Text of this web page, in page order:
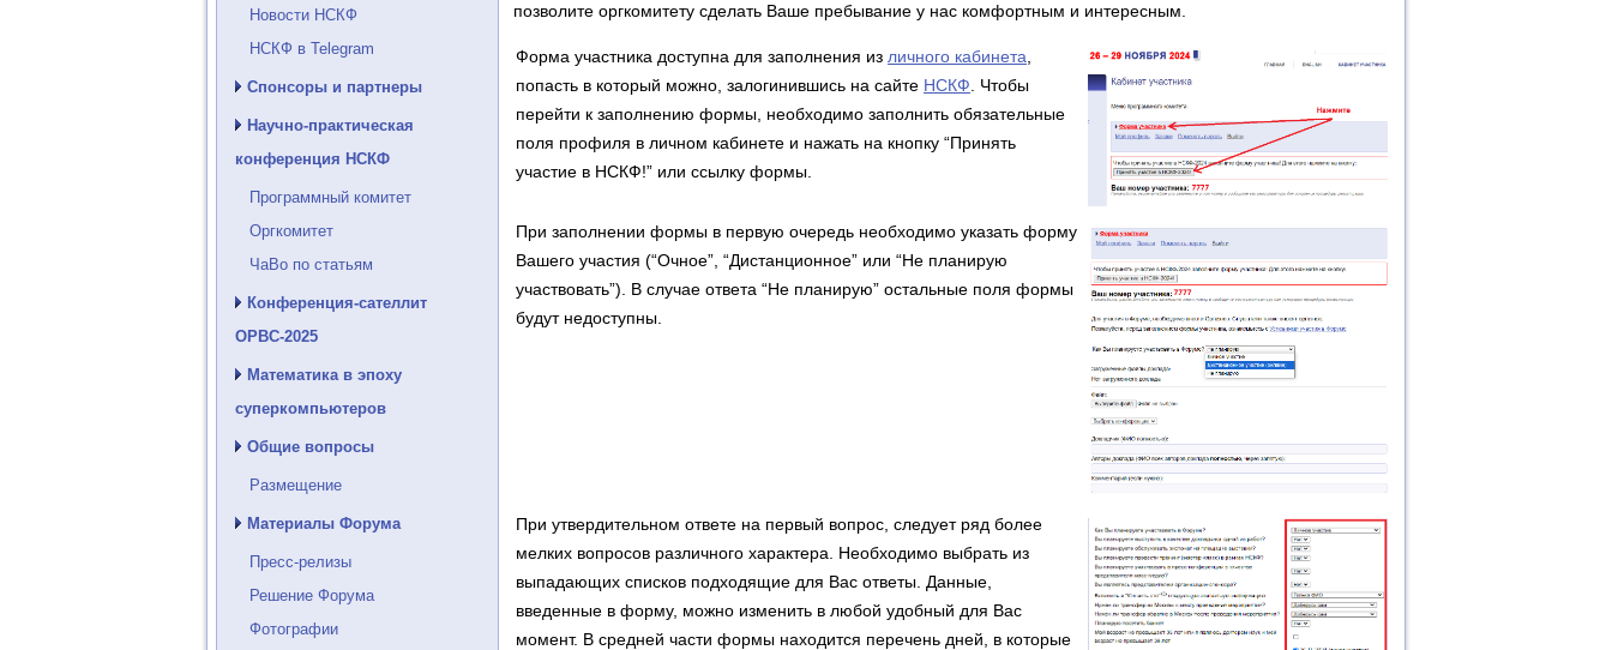
Новости НСКФ
НСКФ в Telegram
Спонсоры и партнеры
Научно-практическая
конференция НСКФ
Программный комитет
Оргкомитет
ЧаВо по статьям
Конференция-сателлит
ОРВС-2025
Математика в эпоху
суперкомпьютеров
Общие вопросы
Размещение
Материалы Форума
Пресс-релизы
Решение Форума
Фотографии
позволите оргкомитету сделать Ваше пребывание у нас комфортным и интересным.
Форма участника доступна для заполнения из личного кабинета
попасть в который можно, залогинившись на сайте НСКФ . Чтобы
перейти к заполнению формы, необходимо заполнить обязательные
поля профиля в личном кабинете и нажать на кнопку “Принять
участие в НСКФ!” или ссылку формы.
При заполнении формы в первую очередь необходимо указать форму
Вашего участия (“Очное”, “Дистанционное” или “Не планирую
участвовать”). В случае ответа “Не планирую” остальные поля формы
будут недоступны.
При утвердительном ответе на первый вопрос, следует ряд более
мелких вопросов различного характера. Необходимо выбрать из
выпадающих списков подходящие для Вас ответы. Данные,
введенные в форму, можно изменить в любой удобный для Вас
момент. В средней части формы находится перечень дней, в которые